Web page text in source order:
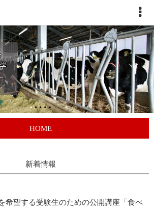
HOME
新着情報
希望する受験生のための公開講座「食べ